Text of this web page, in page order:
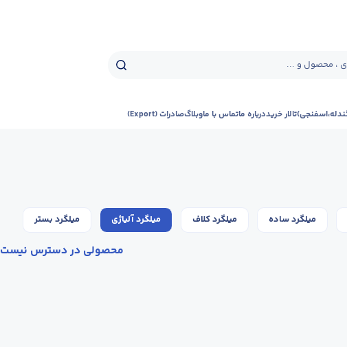
، محصول و ...
تالار خریددرباره ماتماس با ماوبلاگصادرات (Export)
میلگرد ساده میلگرد کلاف میلگرد آلیاژی میلگرد بستر
محصولی در دسترس نیست